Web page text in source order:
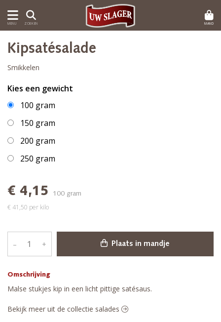
MENU ZOEKEN MAND
Omschrijving
Malse stukjes kip in een licht pittige satésaus.
Kipsatésalade
Smikkelen
Kies een gewicht
100 gram
150 gram
200 gram
250 gram
€ 4,15 100 gram
€ 41,50 per kilo
– + Plaats in mandje
Bekijk meer uit de collectie salades